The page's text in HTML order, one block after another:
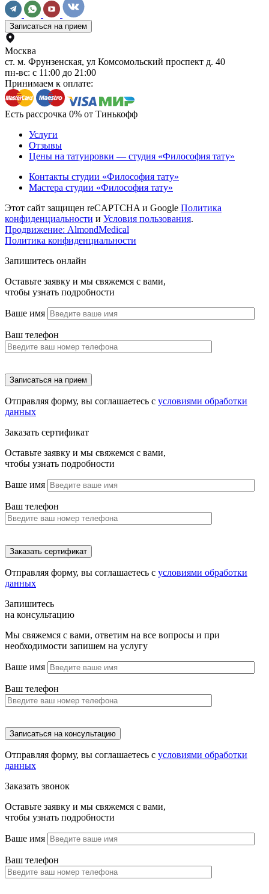
Записаться на прием
Москва
ст. м. Фрунзенская, ул Комсомольский проспект д. 40
пн-вс: с 11:00 до 21:00
Принимаем к оплате:
Есть рассрочка 0% от Тинькофф
Услуги
Отзывы
Цены на татуировки — студия «Философия тату»
Контакты студии «Философия тату»
Мастера студии «Философия тату»
Этот сайт защищен reCAPTCHA и Google Политика
конфиденциальности и Условия пользования.
Продвижение: AlmondMedical
Политика конфиденциальности
Запишитесь онлайн
Оставьте заявку и мы свяжемся с вами,
чтобы узнать подробности
Ваше имя
Ваш телефон
Отправляя форму, вы соглашаетесь с условиями обработки
данных
Заказать сертификат
Оставьте заявку и мы свяжемся с вами,
чтобы узнать подробности
Ваше имя
Ваш телефон
Отправляя форму, вы соглашаетесь с условиями обработки
данных
Запишитесь
на консультацию
Мы свяжемся с вами, ответим на все вопросы и при
необходимости запишем на услугу
Ваше имя
Ваш телефон
Отправляя форму, вы соглашаетесь с условиями обработки
данных
Заказать звонок
Оставьте заявку и мы свяжемся с вами,
чтобы узнать подробности
Ваше имя
Ваш телефон